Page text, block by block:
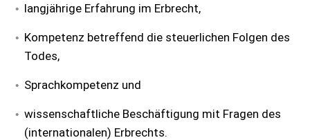
langjährige Erfahrung im Erbrecht,
Kompetenz betreffend die steuerlichen Folgen des
Todes,
Sprachkompetenz und
wissenschaftliche Beschäftigung mit Fragen des
(internationalen) Erbrechts.